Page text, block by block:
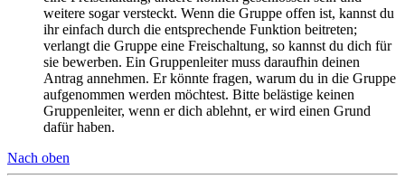
weitere sogar versteckt. Wenn die Gruppe offen ist, kannst du
ihr einfach durch die entsprechende Funktion beitreten;
verlangt die Gruppe eine Freischaltung, so kannst du dich für
sie bewerben. Ein Gruppenleiter muss daraufhin deinen
Antrag annehmen. Er könnte fragen, warum du in die Gruppe
aufgenommen werden möchtest. Bitte belästige keinen
Gruppenleiter, wenn er dich ablehnt, er wird einen Grund
dafür haben.
Nach oben